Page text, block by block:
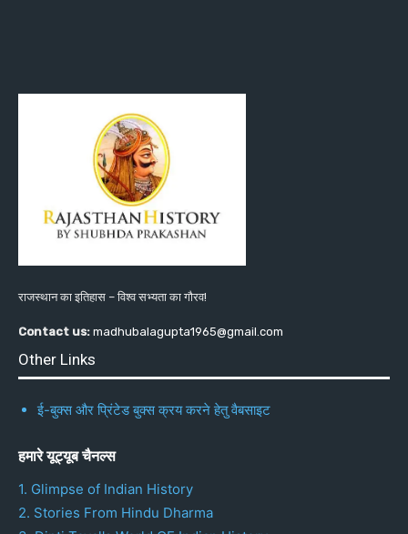
राजस्थान का इतिहास – विश्व सभ्यता का गौरव!
Contact us: madhubalagupta1965@gmail.com
Other Links
ई-बुक्स और प्रिंटेड बुक्स क्रय करने हेतु वैबसाइट
हमारे यूट्यूब चैनल्स
1. Glimpse of Indian History
2. Stories From Hindu Dharma